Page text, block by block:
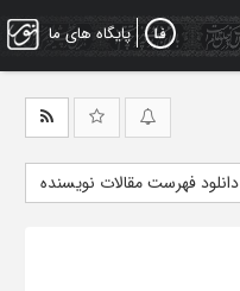
پایگاه های ما
دانلود فهرست مقالات نویسنده